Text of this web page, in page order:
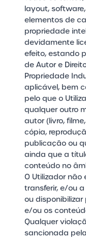
layout,
elementos de
propriedade
devidamente
efeito, estando
de Autor e
Propriedade
aplicável, bem
pelo que o
qualquer outro
autor (livro,
cópia,
publicação ou
ainda que a
conteúdo no
O Utilizador não
transferir, e/ou
ou
e/ou os
Qualquer
sancionada